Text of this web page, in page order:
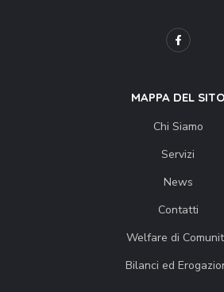
MAPPA DEL SITO
Chi Siamo
Servizi
News
Contatti
Welfare di
Bilanci ed